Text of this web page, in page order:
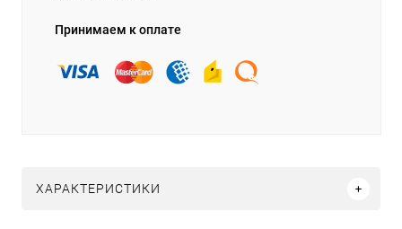
Принимаем к оплате
ХАРАКТЕРИСТИКИ